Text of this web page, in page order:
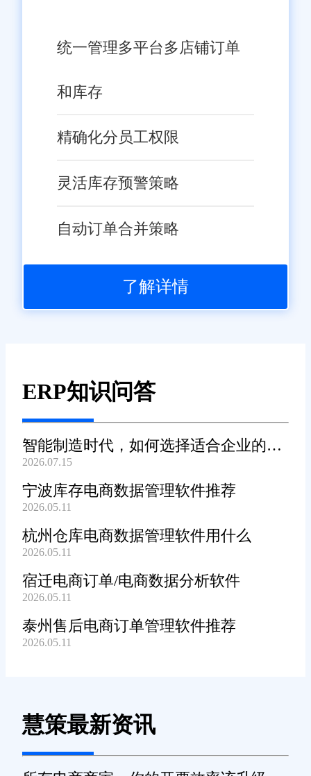
统一管理多平台多店铺订单
和库存
精确化分员工权限
灵活库存预警策略
自动订单合并策略
了解详情
ERP知识问答
智能制造时代，如何选择适合企业的
WMS系统?
2026.07.15
宁波库存电商数据管理软件推荐
2026.05.11
杭州仓库电商数据管理软件用什么
2026.05.11
宿迁电商订单/电商数据分析软件
2026.05.11
泰州售后电商订单管理软件推荐
2026.05.11
慧策最新资讯